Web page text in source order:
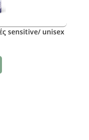
sensitive/ unisex